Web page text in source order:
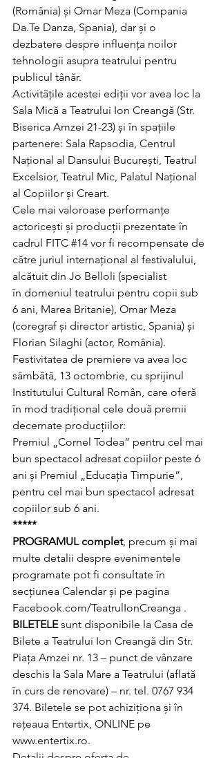
(România) și Omar Meza (Compania
Da.Te Danza, Spania), dar și o
dezbatere despre influența noilor
tehnologii asupra teatrului pentru
publicul tânăr.
Activitățile acestei ediții vor avea loc la
Sala Mică a Teatrului Ion Creangă (Str.
Biserica Amzei 21-23) și în spațiile
partenere: Sala Rapsodia, Centrul
Național al Dansului București, Teatrul
Excelsior, Teatrul Mic, Palatul Național
al Copiilor și Creart.
Cele mai valoroase performanțe
actoricești și producții prezentate în
cadrul FITC #14 vor fi recompensate de
către juriul internațional al festivalului,
alcătuit din Jo Belloli (specialist
în domeniul teatrului pentru copii sub
6 ani, Marea Britanie), Omar Meza
(coregraf și director artistic, Spania) și
Florian Silaghi (actor, România).
Festivitatea de premiere va avea loc
sâmbătă, 13 octombrie, cu sprijinul
Institutului Cultural Român, care oferă
în mod tradițional cele două premii
decernate producțiilor:
Premiul „Cornel Todea” pentru cel mai
bun spectacol adresat copiilor peste 6
ani și Premiul „Educația Timpurie”,
pentru cel mai bun spectacol adresat
copiilor sub 6 ani.
*****
PROGRAMUL complet, precum și mai
multe detalii despre evenimentele
programate pot fi consultate în
secțiunea Calendar și pe pagina
Facebook.com/TeatrulIonCreanga .
BILETELE sunt disponibile la Casa de
Bilete a Teatrului Ion Creangă din Str.
Piața Amzei nr. 13 – punct de vânzare
deschis la Sala Mare a Teatrului (aflată
în curs de renovare) – nr. tel. 0767 934
374. Biletele se pot achiziționa și în
rețeaua Entertix, ONLINE pe
www.entertix.ro.